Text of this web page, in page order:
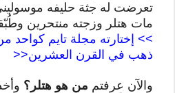
تعرضت له جثة حليفه
مات هتلر وزجته منتحرين
ذهب في القرن العشرين<<
والآن عرفتم من هو هتلر؟